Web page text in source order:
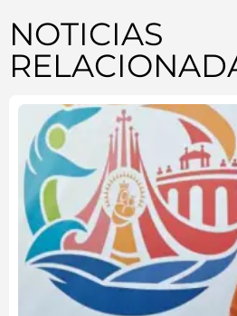
NOTICIAS